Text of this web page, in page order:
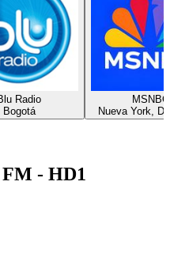
Radio
Bogotá
MSNBC
Nueva York,
FM - HD1